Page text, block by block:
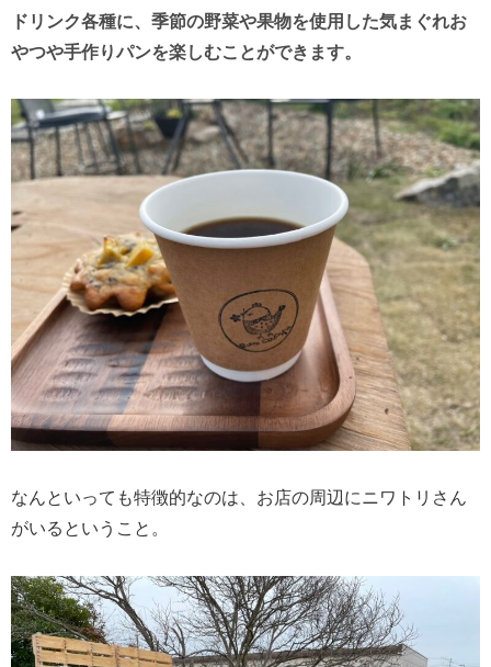
ドリンク各種に、季節の野菜や果物を使用した気まぐれお
やつや手作りパンを楽しむことができます。
なんといっても特徴的なのは、お店の周辺にニワトリさん
がいるということ。